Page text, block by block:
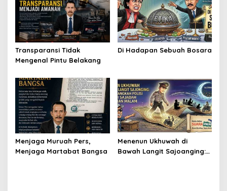
Transparansi Tidak
Mengenal Pintu Belakang
Di Hadapan Sebuah Bosara
Menjaga Muruah Pers,
Menjaga Martabat Bangsa
Menenun Ukhuwah di
Bawah Langit Sajoanging: